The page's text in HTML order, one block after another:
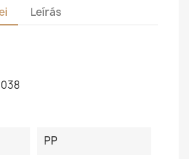
Leírás
PP